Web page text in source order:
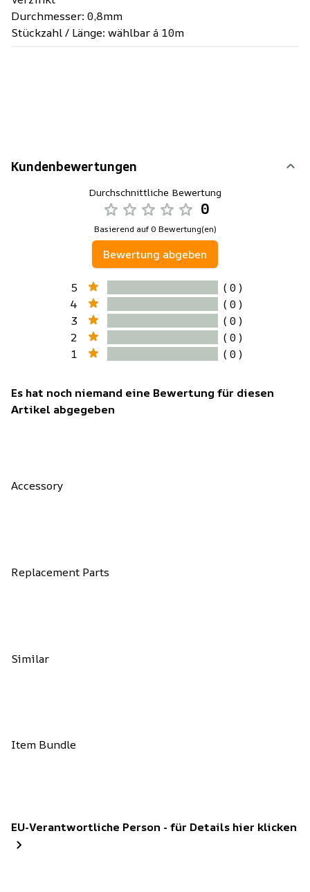
Durchmesser: 0,8mm
Stückzahl / Länge: wählbar á 10m
Kundenbewertungen
Durchschnittliche Bewertung
0
Basierend auf 0 Bewertung(en)
Bewertung abgeben
5
( 0 )
4
( 0 )
3
( 0 )
2
( 0 )
1
( 0 )
Es hat noch niemand eine Bewertung für diesen
Artikel abgegeben
Accessory
Replacement Parts
Similar
Item Bundle
EU-Verantwortliche Person - für Details hier klicken